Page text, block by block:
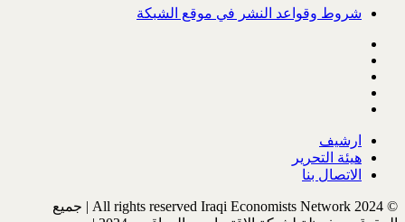
شروط وقواعد النشر في موقع الشبكة
ارشيف
هيئة التحرير
الاتصال بنا
© All rights reserved Iraqi Economists Network 2024 | جميع